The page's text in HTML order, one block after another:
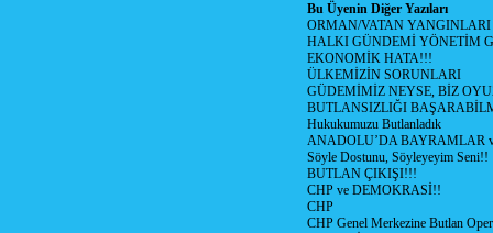
Bu Üyenin Diğer Yazıları
ORMAN/VATAN
HALKI GÜNDEMİ YÖNETİM
EKONOMİK HATA!!!
ÜLKEMİZİN SORUNLARI
GÜDEMİMİZ NEYSE, BİZ
BUTLANSIZLIĞI
Hukukumuzu Butlanladık
ANADOLU’DA BAYRAMLAR
Söyle Dostunu, Söyleyeyim Seni!!
BUTLAN ÇIKIŞI!!!
CHP ve DEMOKRASİ!!
CHP
CHP Genel Merkezine Butlan